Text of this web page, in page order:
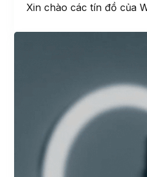
Xin chào các tín đồ của